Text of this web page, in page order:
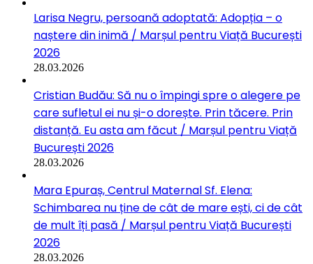
Larisa Negru, persoană adoptată: Adopția – o
naștere din inimă / Marșul pentru Viață București
2026
28.03.2026
Cristian Budău: Să nu o împingi spre o alegere pe
care sufletul ei nu și-o dorește. Prin tăcere. Prin
distanță. Eu asta am făcut / Marșul pentru Viață
București 2026
28.03.2026
Mara Epuraș, Centrul Maternal Sf. Elena:
Schimbarea nu ține de cât de mare ești, ci de cât
de mult îți pasă / Marșul pentru Viață București
2026
28.03.2026